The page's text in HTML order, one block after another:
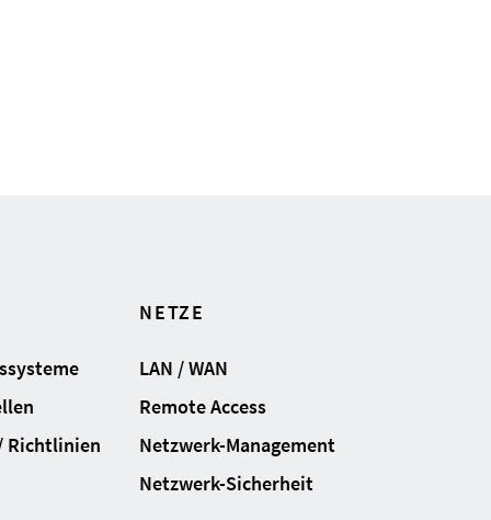
Richtlinien
NETZE
LAN / WAN
Remote Access
Netzwerk-Management
Netzwerk-Sicherheit